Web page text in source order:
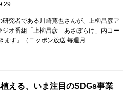
究者である川崎寛也さんが、上柳昌彦ア
ジオ番組「上柳昌彦 あさぼらけ」内コー
ます』（ニッポン放送 毎週月…
える、いま注目のSDGs事業